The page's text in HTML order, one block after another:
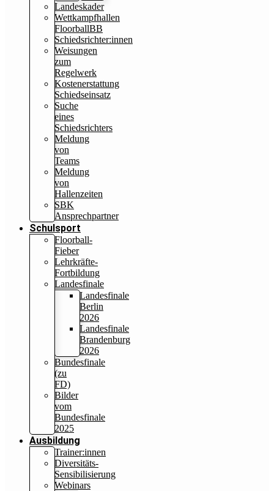
Landeskader
Wettkampfhallen
FloorballBB
Schiedsrichter:innen
Weisungen
zum
Regelwerk
Kostenerstattung
Schiedseinsatz
Suche
eines
Schiedsrichters
Meldung
von
Teams
Meldung
von
Hallenzeiten
SBK
Ansprechpartner
Schulsport
Floorball-
Fieber
Lehrkräfte-
Fortbildung
Landesfinale
Landesfinale
Berlin
2026
Landesfinale
Brandenburg
2026
Bundesfinale
(zu
FD)
Bilder
vom
Bundesfinale
2025
Ausbildung
Trainer:innen
Diversitäts-
Sensibilisierung
Webinars